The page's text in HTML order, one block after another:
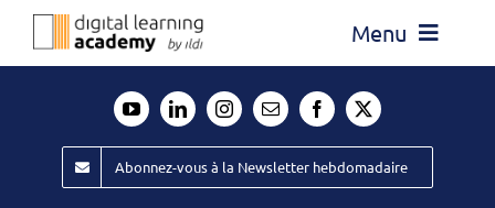
Passer
Menu
Évènements ILDI
Abonnez-vous à la Newsletter hebdomadaire